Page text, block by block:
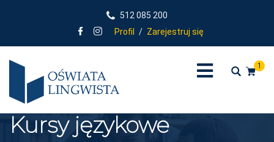
512 085 200
Profil
/ Zarejestruj się
1
Kursy językowe